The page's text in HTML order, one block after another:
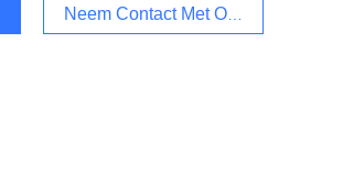
Neem Contact Met Ons Op